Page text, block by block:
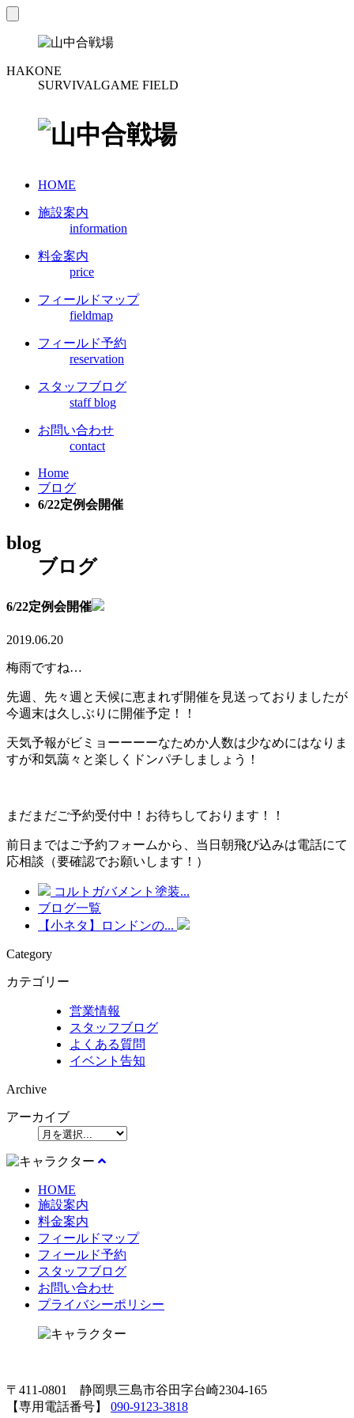
toggle
navigation
HAKONE
SURVIVALGAME FIELD
HOME
施設案内
information
料金案内
price
フィールドマップ
fieldmap
フィールド予約
reservation
スタッフブログ
staff blog
お問い合わせ
contact
Home
ブログ
6/22定例会開催
blog
ブログ
6/22定例会開催
2019.06.20
梅雨ですね…
先週、先々週と天候に恵まれず開催を見送っておりましたが
今週末は久しぶりに開催予定！！
天気予報がビミョーーーーなためか人数は少なめにはなりま
すが和気藹々と楽しくドンパチしましょう！
まだまだご予約受付中！お待ちしております！！
前日まではご予約フォームから、当日朝飛び込みは電話にて
応相談（要確認でお願いします！）
コルトガバメント塗装...
ブログ一覧
【小ネタ】ロンドンの...
Category
カテゴリー
営業情報
スタッフブログ
よくある質問
イベント告知
Archive
アーカイブ
HOME
施設案内
料金案内
フィールドマップ
フィールド予約
スタッフブログ
お問い合わせ
プライバシーポリシー
〒411-0801 静岡県三島市谷田字台崎2304-165
【専用電話番号】 090-9123-3818